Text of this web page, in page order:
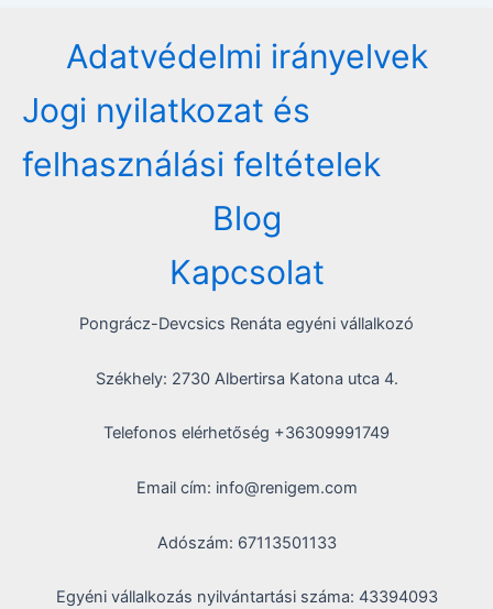
Adatvédelmi irányelvek
Jogi nyilatkozat és
felhasználási feltételek
Blog
Kapcsolat
Pongrácz-Devcsics Renáta egyéni vállalkozó
Székhely: 2730 Albertirsa Katona utca 4.
Telefonos elérhetőség +36309991749
Email cím: info@renigem.com
Adószám: 67113501133
Egyéni vállalkozás nyilvántartási száma: 43394093